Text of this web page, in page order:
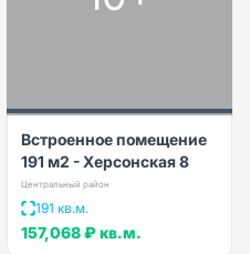
Встроенное помещение
191 м2 - Херсонская 8
Центральный район
191 кв.м.
157,068 ₽ кв.м.